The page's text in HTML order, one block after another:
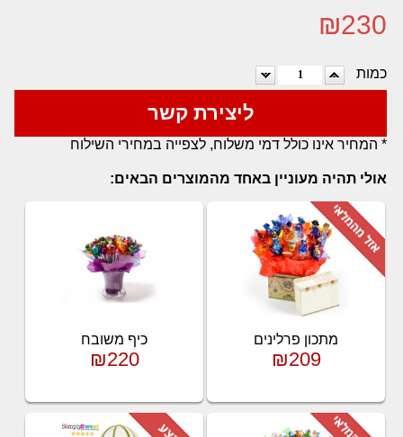
₪230
כמות
ליצירת קשר
* המחיר אינו כולל דמי משלוח, לצפייה במחירי השילוח
אולי תהיה מעוניין באחד מהמוצרים הבאים:
מתכון פרלינים
₪209
כיף משובח
₪220